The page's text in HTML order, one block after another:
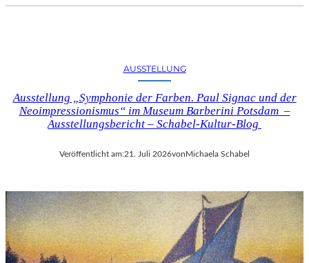
AUSSTELLUNG
Ausstellung „Symphonie der Farben. Paul Signac und der
Neoimpressionismus“ im Museum Barberini Potsdam –
Ausstellungsbericht – Schabel-Kultur-Blog
Veröffentlicht am:21. Juli 2026von Michaela Schabel